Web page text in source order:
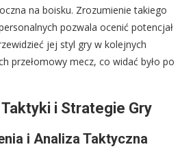
na boisku. Zrozumienie takiego
pozwala ocenić potencjał
jej styl gry w kolejnych
przełomowy mecz, co widać było po
i Strategie Gry
i Analiza Taktyczna